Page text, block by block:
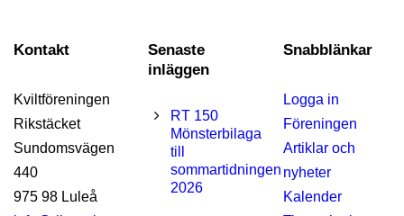
Kontakt
Kviltföreningen
Rikstäcket
Sundomsvägen
440
975 98 Luleå
Senaste
inläggen
RT 150
Mönsterbilaga
till
sommartidningen
2026
Snabblänkar
Logga in
Föreningen
Artiklar och
nyheter
Kalender